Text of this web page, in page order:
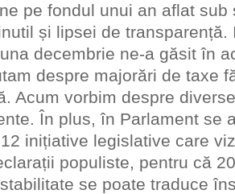
pe fondul unui an aflat
și lipsei de transparență.
decembrie ne-a găsit în
despre majorări de taxe
Acum vorbim despre
În plus, în Parlament se
inițiative legislative care
populiste, pentru că
se poate traduce